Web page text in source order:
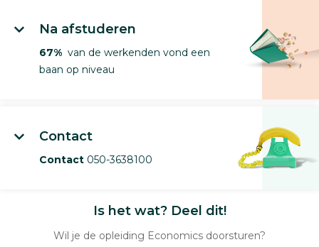
Na afstuderen
67% van de werkenden vond een
baan op niveau
Contact
Contact 050-3638100
Is het wat? Deel dit!
Wil je de opleiding Economics doorsturen?